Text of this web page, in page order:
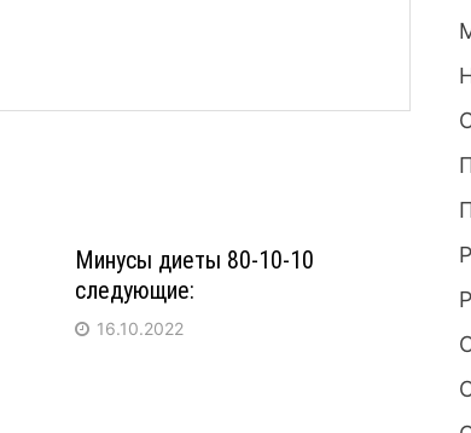
Минусы диеты 80-10-10
следующие:
16.10.2022